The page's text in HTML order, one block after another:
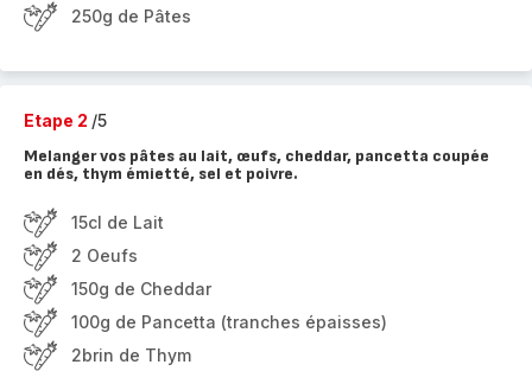
250g de Pâtes
Etape 2 /5
Melanger vos pâtes au lait, œufs, cheddar, pancetta coupée
en dés, thym émietté, sel et poivre.
15cl de Lait
2 Oeufs
150g de Cheddar
100g de Pancetta (tranches épaisses)
2brin de Thym